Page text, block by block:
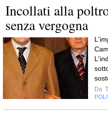
Incollati alla
senza vergogna
Da